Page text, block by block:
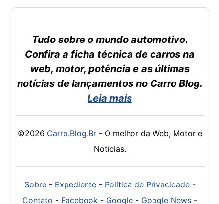
Tudo sobre o mundo automotivo.
Confira a ficha técnica de carros na
web, motor, potência e as últimas
notícias de lançamentos no Carro Blog.
Leia mais
©2026 Carro.Blog.Br- O melhor da Web, Motor e
Notícias.
Sobre- Expediente- Política de Privacidade-
Contato - Facebook - Google - Google News -